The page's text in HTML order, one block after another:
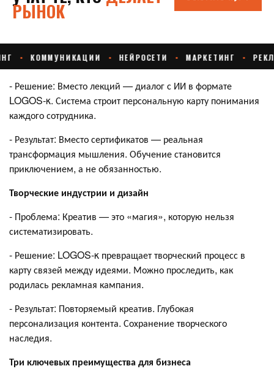
- Решение: Вместо лекций — диалог с ИИ в формате
LOGOS-κ. Система строит персональную карту понимания
каждого сотрудника.
- Результат: Вместо сертификатов — реальная
трансформация мышления. Обучение становится
приключением, а не обязанностью.
Творческие индустрии и дизайн
- Проблема: Креатив — это «магия», которую нельзя
систематизировать.
- Решение: LOGOS-κ превращает творческий процесс в
карту связей между идеями. Можно проследить, как
родилась рекламная кампания.
- Результат: Повторяемый креатив. Глубокая
персонализация контента. Сохранение творческого
наследия.
Три ключевых преимущества для бизнеса